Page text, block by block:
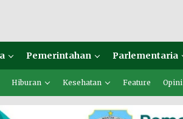
Pemerintahan Parlementaria
Hiburan Kesehatan Feature Opini